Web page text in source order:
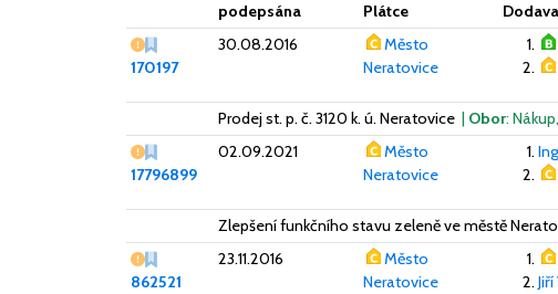
podepsána
Plátce
Vážný nedostatek
170197
30.08.2016
Město
Neratovice
Prodej st. p. č. 3120 k. ú. Neratovice | Obor:
Vážný nedostatek
17796899
02.09.2021
Město
Neratovice
Zlepšení funkčního stavu zeleně ve městě
Vážný nedostatek
862521
23.11.2016
Město
Neratovice